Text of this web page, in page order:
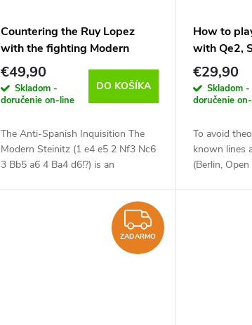
Countering the Ruy Lopez
with the fighting Modern
Steinitz, Tim Wall - verzia na
stiahnutie (anglicky)
€49,90
Skladom -
doručenie on-line
DO KOŠÍKA
The Anti-Spanish Inquisition The
Modern Steinitz (1 e4 e5 2 Nf3 Nc6
3 Bb5 a6 4 Ba4 d6!?) is an
How to
with Qe2,
verzia na
€29,90
Skladom -
doručenie
To avoid
known lines
(Berlin,
ZADARMO
ZADARMO